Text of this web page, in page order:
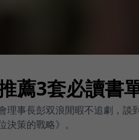
薦3套必讀書
理事長彭双浪閒暇不追劇，
決策的戰略》。